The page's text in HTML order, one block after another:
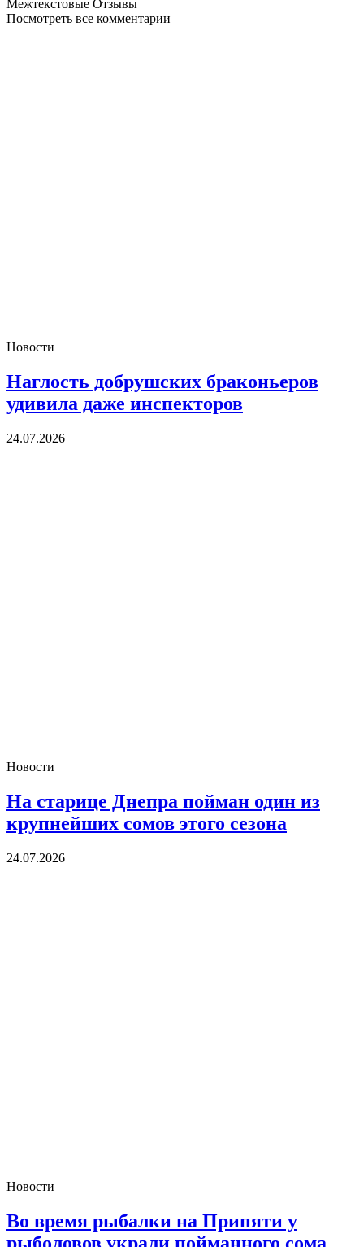
Межтекстовые Отзывы
Посмотреть все комментарии
Новости
Наглость добрушских браконьеров
удивила даже инспекторов
24.07.2026
Новости
На старице Днепра пойман один из
крупнейших сомов этого сезона
24.07.2026
Новости
Во время рыбалки на Припяти у